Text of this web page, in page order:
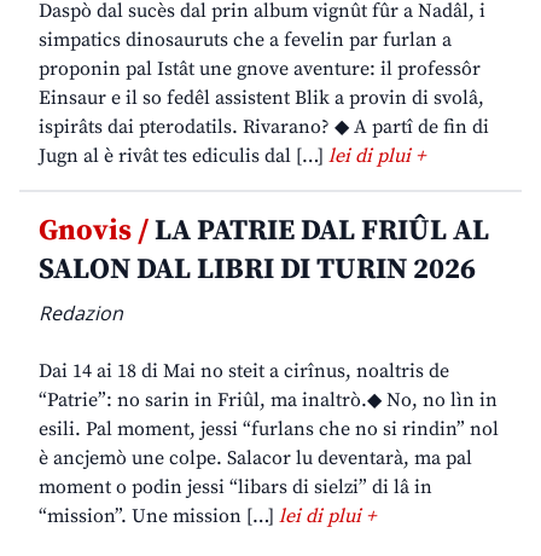
Daspò dal sucès dal prin album vignût fûr a Nadâl, i
simpatics dinosauruts che a fevelin par furlan a
proponin pal Istât une gnove aventure: il professôr
Einsaur e il so fedêl assistent Blik a provin di svolâ,
ispirâts dai pterodatils. Rivarano? ◆ A partî de fin di
Jugn al è rivât tes ediculis dal […] lei di plui +
Gnovis /LA PATRIE DAL FRIÛL AL
SALON DAL LIBRI DI TURIN 2026
Redazion
Dai 14 ai 18 di Mai no steit a cirînus, noaltris de
“Patrie”: no sarin in Friûl, ma inaltrò.◆ No, no lìn in
esili. Pal moment, jessi “furlans che no si rindin” nol
è ancjemò une colpe. Salacor lu deventarà, ma pal
moment o podin jessi “libars di sielzi” di lâ in
“mission”. Une mission […] lei di plui +